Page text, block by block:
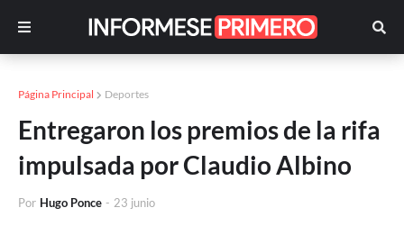
Página Principal Deportes
Entregaron los premios de la rifa
impulsada por Claudio Albino
Por Hugo Ponce - 23 junio